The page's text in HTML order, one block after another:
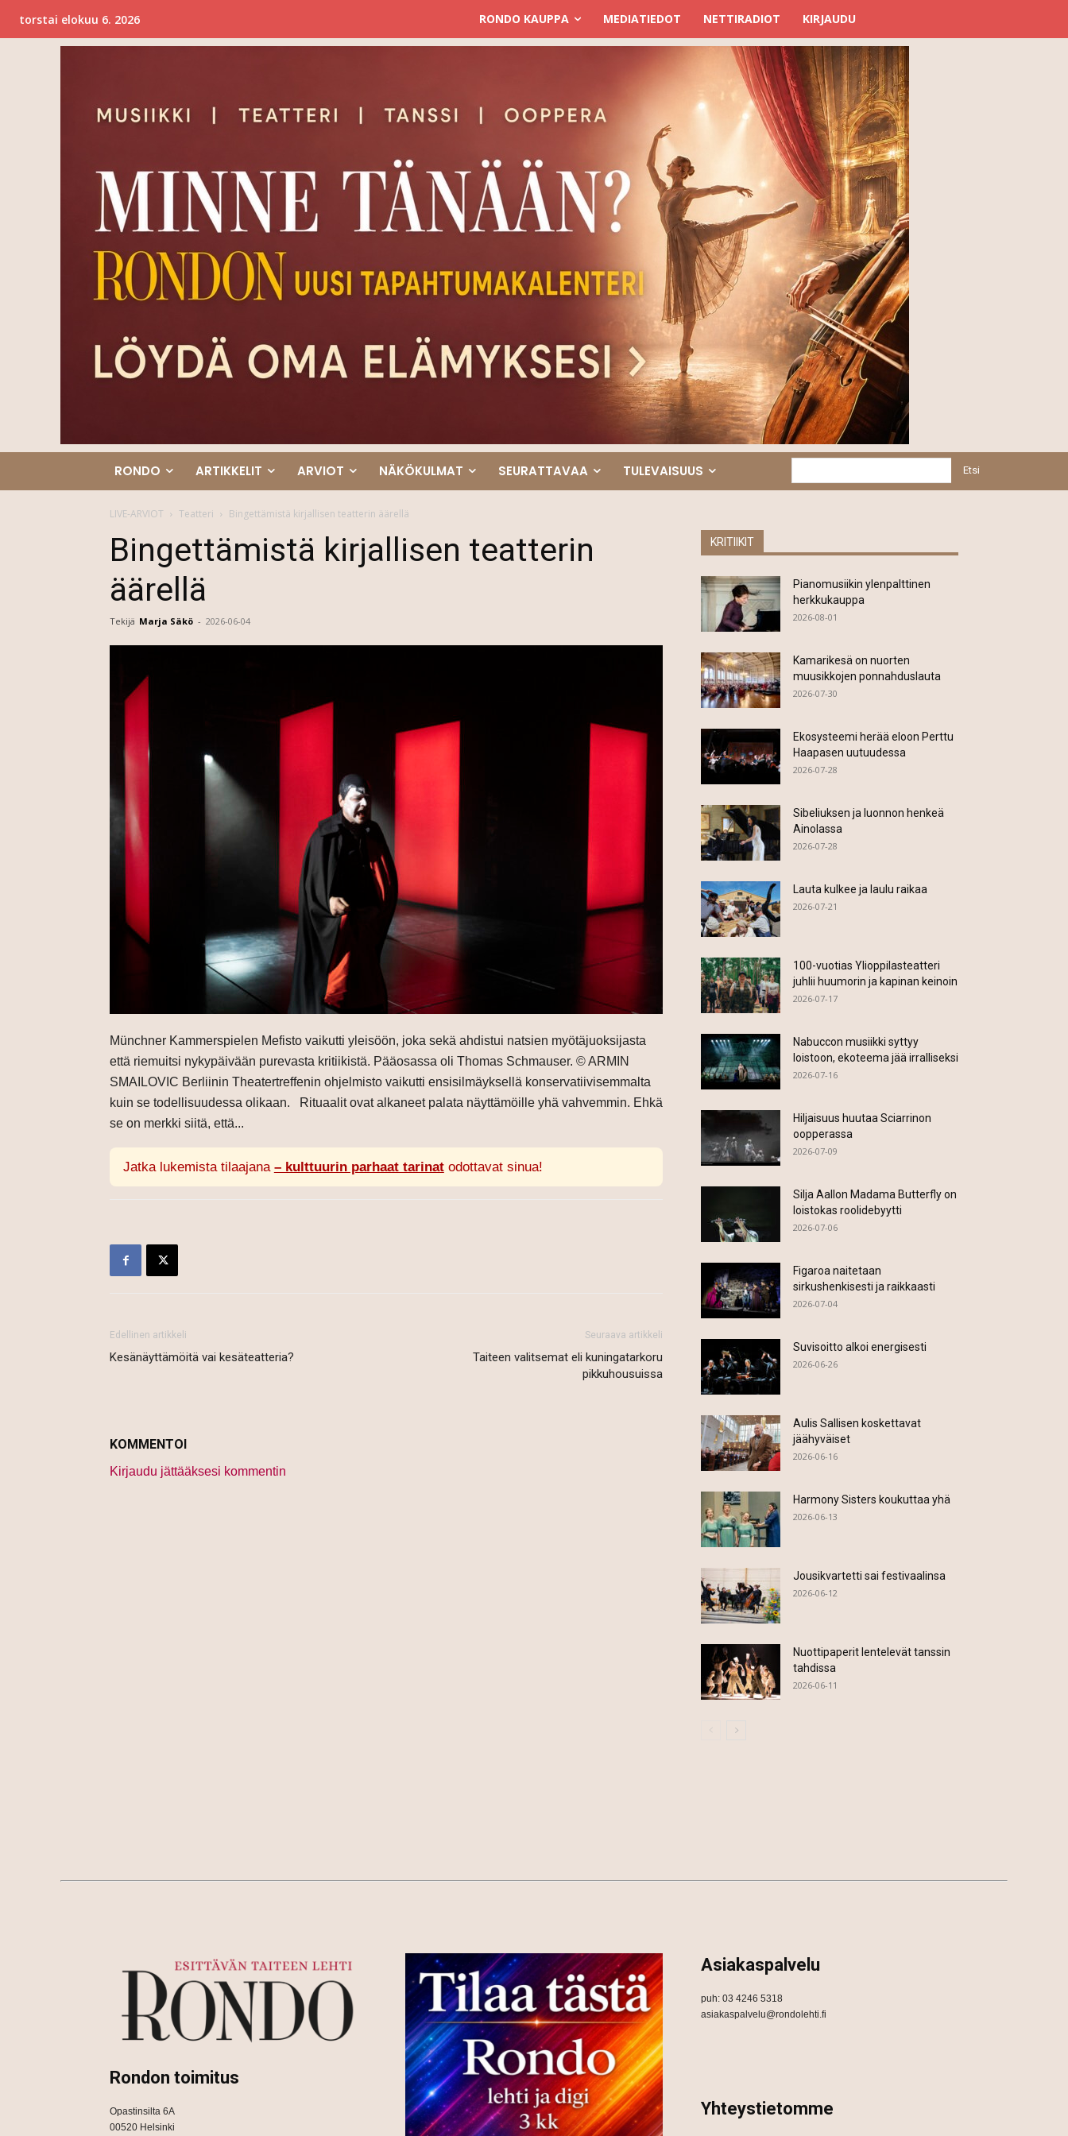
torstai elokuu 6. 2026 RONDO KAUPPA MEDIATIEDOT NETTIRADIOT KIRJAUDU
RONDO ARTIKKELIT ARVIOT NÄKÖKULMAT SEURATTAVAA TULEVAISUUS Etsi
LIVE-ARVIOT Teatteri Bingettämistä kirjallisen teatterin äärellä
Bingettämistä kirjallisen teatterin
äärellä
Tekijä Marja Säkö - 2026-06-04
Münchner Kammerspielen Mefisto vaikutti yleisöön, joka sekä ahdistui natsien myötäjuoksijasta
että riemuitsi nykypäivään purevasta kritiikistä. Pääosassa oli Thomas Schmauser. © ARMIN
SMAILOVIC Berliinin Theatertreffenin ohjelmisto vaikutti ensisilmäyksellä konservatiivisemmalta
kuin se todellisuudessa olikaan. Rituaalit ovat alkaneet palata näyttämöille yhä vahvemmin. Ehkä
se on merkki siitä, että...
Jatka lukemista tilaajana – kulttuurin parhaat tarinatodottavat sinua!
Edellinen artikkeli
Kesänäyttämöitä vai kesäteatteria?
Seuraava artikkeli
Taiteen valitsemat eli kuningatarkoru
pikkuhousuissa
KOMMENTOI
Kirjaudu jättääksesi kommentin
KRITIIKIT
Pianomusiikin ylenpalttinen
herkkukauppa
2026-08-01
Kamarikesä on nuorten
muusikkojen ponnahduslauta
2026-07-30
Ekosysteemi herää eloon Perttu
Haapasen uutuudessa
2026-07-28
Sibeliuksen ja luonnon henkeä
Ainolassa
2026-07-28
Lauta kulkee ja laulu raikaa
2026-07-21
100-vuotias Ylioppilasteatteri
juhlii huumorin ja kapinan keinoin
2026-07-17
Nabuccon musiikki syttyy
loistoon, ekoteema jää irralliseksi
2026-07-16
Hiljaisuus huutaa Sciarrinon
oopperassa
2026-07-09
Silja Aallon Madama Butterfly on
loistokas roolidebyytti
2026-07-06
Figaroa naitetaan
sirkushenkisesti ja raikkaasti
2026-07-04
Suvisoitto alkoi energisesti
2026-06-26
Aulis Sallisen koskettavat
jäähyväiset
2026-06-16
Harmony Sisters koukuttaa yhä
2026-06-13
Jousikvartetti sai festivaalinsa
2026-06-12
Nuottipaperit lentelevät tanssin
tahdissa
2026-06-11
Rondon toimitus
Opastinsilta 6A
00520 Helsinki
Asiakaspalvelu
puh: 03 4246 5318
asiakaspalvelu@rondolehti.fi
Yhteystietomme